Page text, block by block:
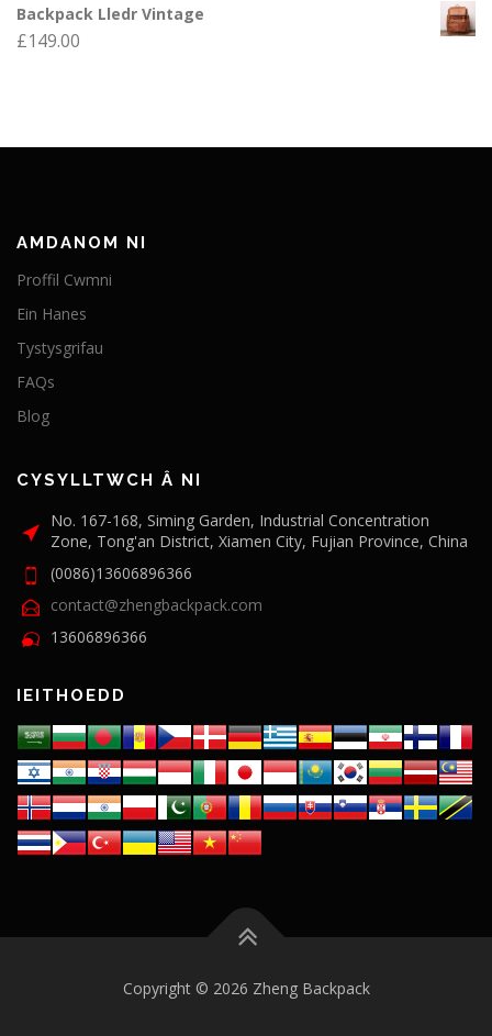
Backpack Lledr Vintage
£149.00
AMDANOM NI
Proffil Cwmni
Ein Hanes
Tystysgrifau
FAQs
Blog
CYSYLLTWCH Â NI
No. 167-168, Siming Garden, Industrial Concentration
Zone, Tong'an District, Xiamen City, Fujian Province, China
(0086)13606896366
contact@zhengbackpack.com
13606896366
IEITHOEDD
Copyright © 2026 Zheng Backpack